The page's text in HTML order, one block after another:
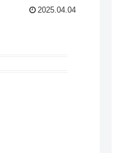
2025.04.04